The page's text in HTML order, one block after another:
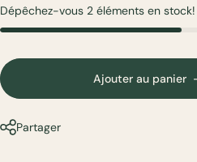
Dépêchez-vous 2 éléments en stock!
Ajouter au panier
Partager